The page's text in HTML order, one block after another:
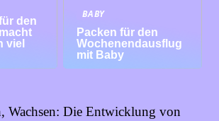
den
viel
BABY
Packen für den
Wochenendausflug
mit Baby
Wachsen: Die Entwicklung von